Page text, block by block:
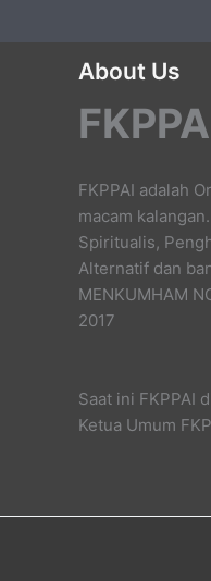
About Us
FKPPAI adalah
macam
Spiritualis,
Alternatif dan
MENKUMHAM
2017
Saat ini FKPPAI
Ketua Umum